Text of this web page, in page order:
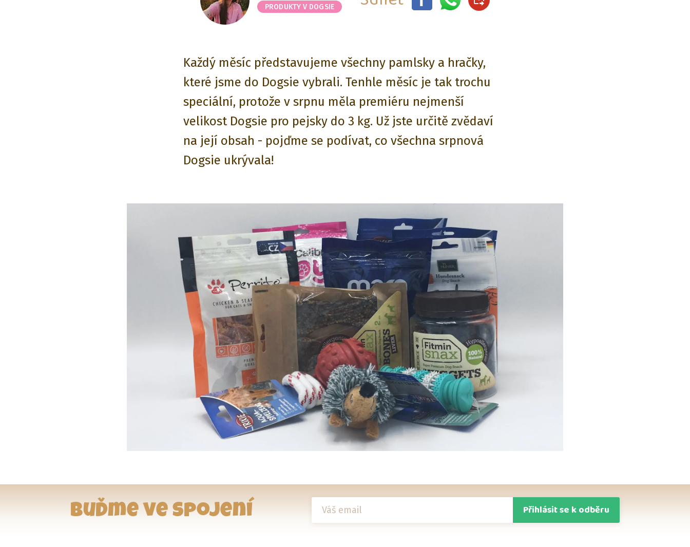
PRODUKTY V DOGSIE
Každý měsíc představujeme všechny pamlsky a hračky,
které jsme do Dogsie vybrali. Tenhle měsíc je tak trochu
speciální, protože v srpnu měla premiéru nejmenší
velikost Dogsie pro pejsky do 3 kg. Už jste určitě zvědaví
na její obsah - pojďme se podívat, co všechna srpnová
Dogsie ukrývala!
Buďme ve spojení Přihlásit se k odběru